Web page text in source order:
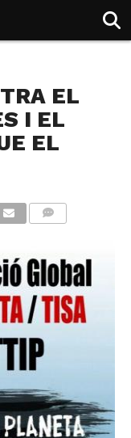
EL
I EL
EL